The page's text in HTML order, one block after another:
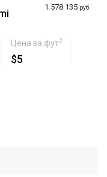
1 578 135 руб.
Цена за фут2
$5